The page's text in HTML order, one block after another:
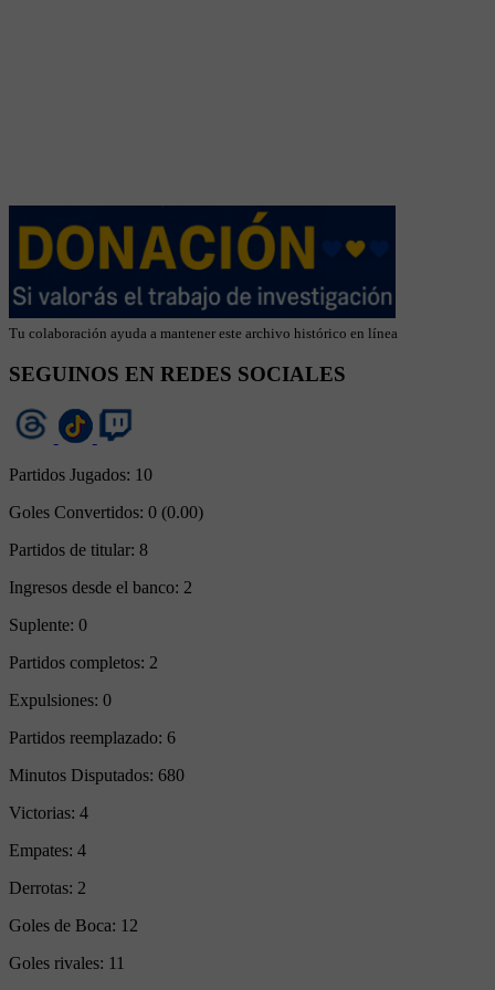
Tu colaboración ayuda a mantener este archivo histórico en línea
SEGUINOS EN REDES SOCIALES
Partidos Jugados: 10
Goles Convertidos: 0 (0.00)
Partidos de titular: 8
Ingresos desde el banco: 2
Suplente: 0
Partidos completos: 2
Expulsiones: 0
Partidos reemplazado: 6
Minutos Disputados: 680
Victorias: 4
Empates: 4
Derrotas: 2
Goles de Boca: 12
Goles rivales: 11